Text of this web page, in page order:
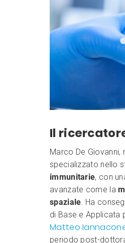
Il
Marco De
specializzato nello
immunitarie, con
avanzate come la
spaziale . Ha
di Base e Applicata
Matteo
periodo post-